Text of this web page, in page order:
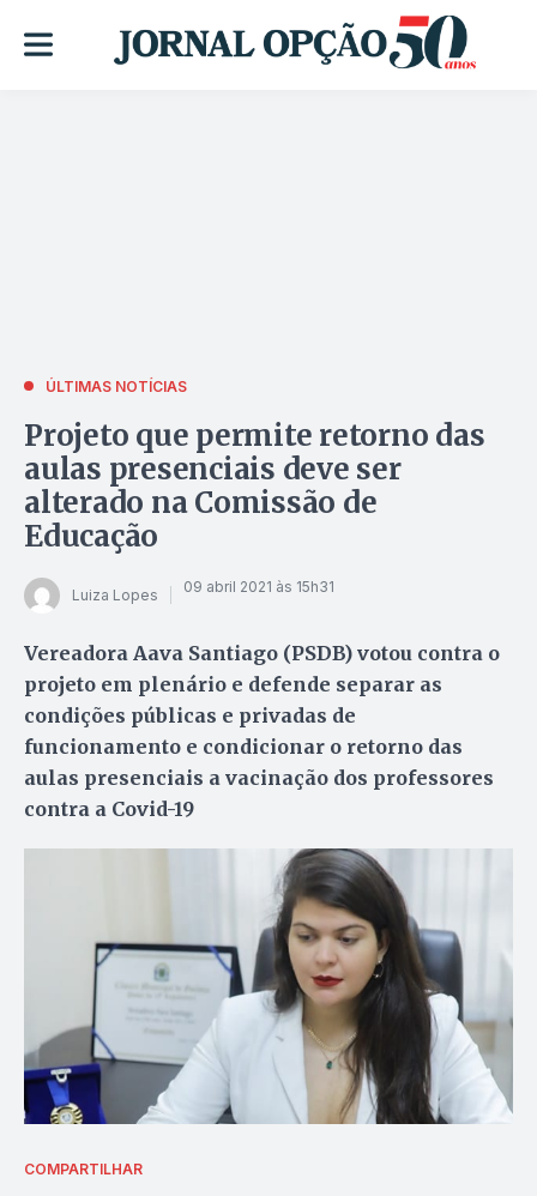
ÚLTIMAS NOTÍCIAS
Projeto que permite retorno das
aulas presenciais deve ser
alterado na Comissão de
Educação
Luiza Lopes 09 abril 2021 às 15h31
Vereadora Aava Santiago (PSDB) votou contra o
projeto em plenário e defende separar as
condições públicas e privadas de
funcionamento e condicionar o retorno das
aulas presenciais a vacinação dos professores
contra a Covid-19
COMPARTILHAR